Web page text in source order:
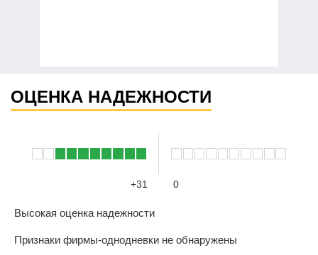
ОЦЕНКА НАДЕЖНОСТИ
+31 0
Высокая оценка надежности
Признаки фирмы-однодневки не обнаружены